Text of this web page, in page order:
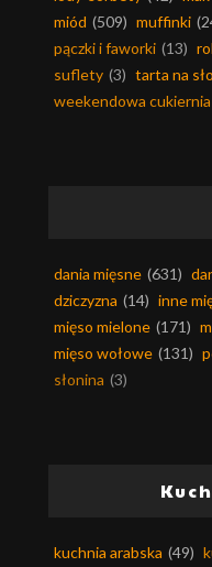
miód (509) muffinki
pączki i faworki (13)
suflety (3) tarta na
weekendowa cukiernia
dania mięsne (631)
dziczyzna (14) inne
mięso mielone (171)
mięso wołowe (131)
słonina (3)
kuchnia arabska (49)